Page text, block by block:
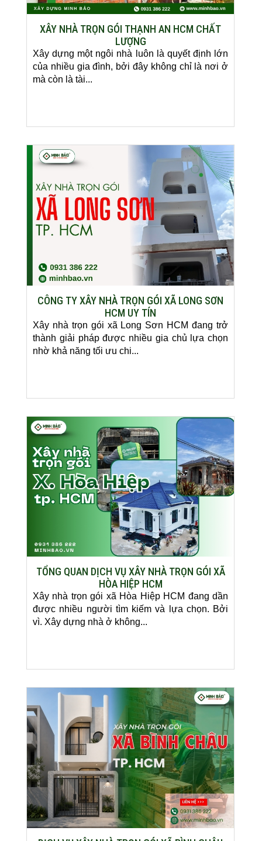
XÂY NHÀ TRỌN GÓI THẠNH AN HCM CHẤT
LƯỢNG
Xây dựng một ngôi nhà luôn là quyết định lớn
của nhiều gia đình, bởi đây không chỉ là nơi ở
mà còn là tài...
CÔNG TY XÂY NHÀ TRỌN GÓI XÃ LONG SƠN
HCM UY TÍN
Xây nhà trọn gói xã Long Sơn HCM đang trở
thành giải pháp được nhiều gia chủ lựa chọn
nhờ khả năng tối ưu chi...
TỔNG QUAN DỊCH VỤ XÂY NHÀ TRỌN GÓI XÃ
HÒA HIỆP HCM
Xây nhà trọn gói xã Hòa Hiệp HCM đang dần
được nhiều người tìm kiếm và lựa chọn. Bởi
vì. Xây dựng nhà ở không...